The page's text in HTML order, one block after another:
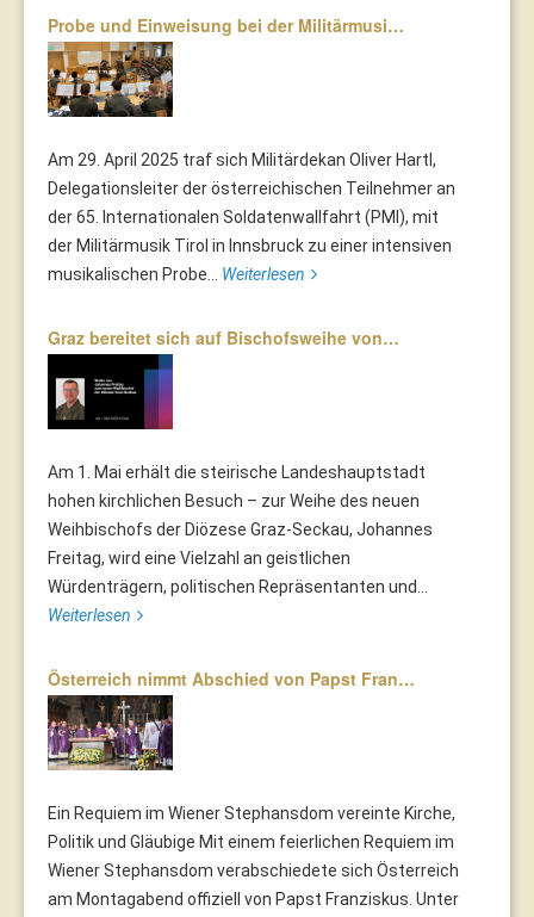
Probe und Einweisung bei der Militärmusi…
Am 29. April 2025 traf sich Militärdekan Oliver Hartl,
Delegationsleiter der österreichischen Teilnehmer an
der 65. Internationalen Soldatenwallfahrt (PMI), mit
der Militärmusik Tirol in Innsbruck zu einer intensiven
musikalischen Probe... Weiterlesen
Graz bereitet sich auf Bischofsweihe von…
Am 1. Mai erhält die steirische Landeshauptstadt
hohen kirchlichen Besuch – zur Weihe des neuen
Weihbischofs der Diözese Graz-Seckau, Johannes
Freitag, wird eine Vielzahl an geistlichen
Würdenträgern, politischen Repräsentanten und...
Weiterlesen
Österreich nimmt Abschied von Papst Fran…
Ein Requiem im Wiener Stephansdom vereinte Kirche,
Politik und Gläubige Mit einem feierlichen Requiem im
Wiener Stephansdom verabschiedete sich Österreich
am Montagabend offiziell von Papst Franziskus. Unter